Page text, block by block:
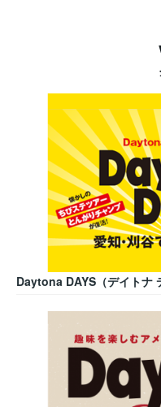
Daytona DAYS（デイトナ